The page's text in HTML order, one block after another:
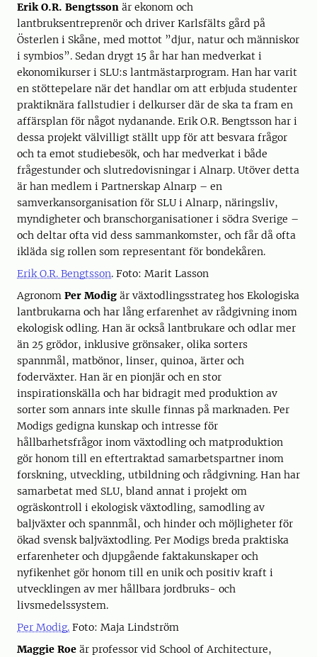
Erik O.R. Bengtsson är ekonom och
lantbruksentreprenör och driver Karlsfälts gård på
Österlen i Skåne, med mottot ”djur, natur och människor
i symbios”. Sedan drygt 15 år har han medverkat i
ekonomikurser i SLU:s lantmästarprogram. Han har varit
en stöttepelare när det handlar om att erbjuda studenter
praktiknära fallstudier i delkurser där de ska ta fram en
affärsplan för något nydanande. Erik O.R. Bengtsson har i
dessa projekt välvilligt ställt upp för att besvara frågor
och ta emot studiebesök, och har medverkat i både
frågestunder och slutredovisningar i Alnarp. Utöver detta
är han medlem i Partnerskap Alnarp – en
samverkansorganisation för SLU i Alnarp, näringsliv,
myndigheter och branschorganisationer i södra Sverige –
och deltar ofta vid dess sammankomster, och får då ofta
ikläda sig rollen som representant för bondekåren.
Erik O.R. Bengtsson. Foto: Marit Lasson
Agronom Per Modig är växtodlingsstrateg hos Ekologiska
lantbrukarna och har lång erfarenhet av rådgivning inom
ekologisk odling. Han är också lantbrukare och odlar mer
än 25 grödor, inklusive grönsaker, olika sorters
spannmål, matbönor, linser, quinoa, ärter och
foderväxter. Han är en pionjär och en stor
inspirationskälla och har bidragit med produktion av
sorter som annars inte skulle finnas på marknaden. Per
Modigs gedigna kunskap och intresse för
hållbarhetsfrågor inom växtodling och matproduktion
gör honom till en eftertraktad samarbetspartner inom
forskning, utveckling, utbildning och rådgivning. Han har
samarbetat med SLU, bland annat i projekt om
ogräskontroll i ekologisk växtodling, samodling av
baljväxter och spannmål, och hinder och möjligheter för
ökad svensk baljväxtodling. Per Modigs breda praktiska
erfarenheter och djupgående faktakunskaper och
nyfikenhet gör honom till en unik och positiv kraft i
utvecklingen av mer hållbara jordbruks- och
livsmedelssystem.
Per Modig. Foto: Maja Lindström
Maggie Roe är professor vid School of Architecture,